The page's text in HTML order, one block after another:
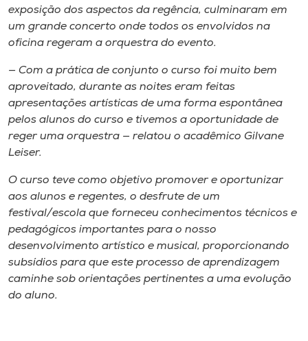
exposição dos aspectos da regência, culminaram em
um grande concerto onde todos os envolvidos na
oficina regeram a orquestra do evento.
— Com a prática de conjunto o curso foi muito bem
aproveitado, durante as noites eram feitas
apresentações artísticas de uma forma espontânea
pelos alunos do curso e tivemos a oportunidade de
reger uma orquestra — relatou o acadêmico Gilvane
Leiser.
O curso teve como objetivo promover e oportunizar
aos alunos e regentes, o desfrute de um
festival/escola que forneceu conhecimentos técnicos e
pedagógicos importantes para o nosso
desenvolvimento artístico e musical, proporcionando
subsídios para que este processo de aprendizagem
caminhe sob orientações pertinentes a uma evolução
do aluno.